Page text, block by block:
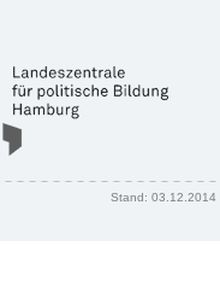
Stand: 03.12.2014